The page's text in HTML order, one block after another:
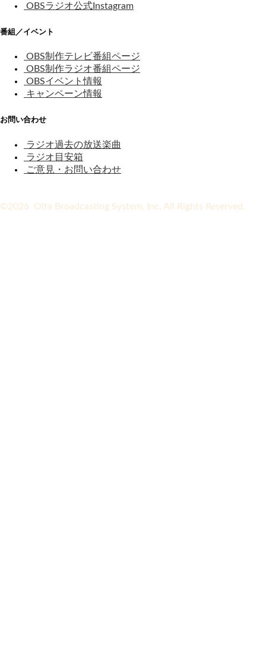
OBSラジオ公式Instagram
番組／イベント
OBS制作テレビ番組ページ
OBS制作ラジオ番組ページ
OBSイベント情報
キャンペーン情報
お問い合わせ
ラジオ過去の放送楽曲
ラジオ目安箱
ご意見・お問い合わせ
©2026 Oita Broadcasting System, Inc. All Rights Reserved.